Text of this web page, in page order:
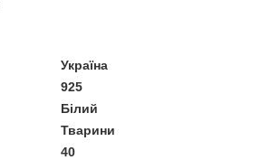
Україна
925
Білий
Тварини
40